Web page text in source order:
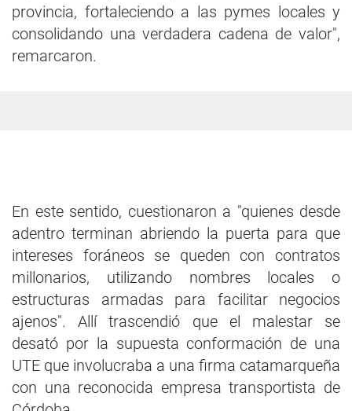
provincia, fortaleciendo a las pymes locales y
consolidando una verdadera cadena de valor",
remarcaron.
En este sentido, cuestionaron a "quienes desde
adentro terminan abriendo la puerta para que
intereses foráneos se queden con contratos
millonarios, utilizando nombres locales o
estructuras armadas para facilitar negocios
ajenos". Allí trascendió que el malestar se
desató por la supuesta conformación de una
UTE que involucraba a una firma catamarqueña
con una reconocida empresa transportista de